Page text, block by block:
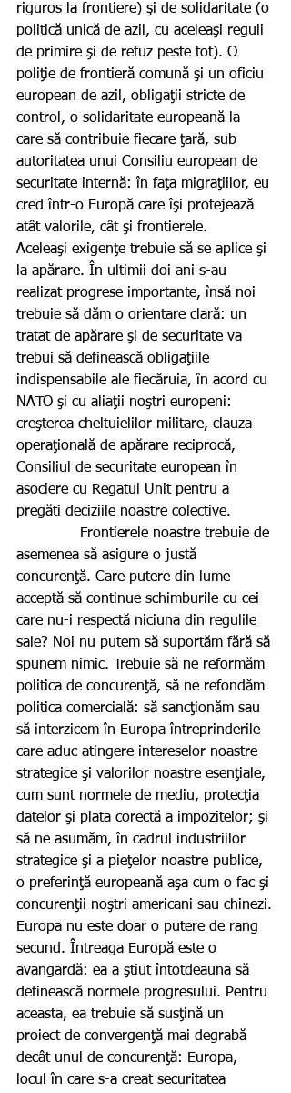
riguros la frontiere) şi de solidaritate (o
politică unică de azil, cu aceleaşi reguli
de primire şi de refuz peste tot). O
poliţie de frontieră comună şi un oficiu
european de azil, obligaţii stricte de
control, o solidaritate europeană la
care să contribuie fiecare ţară, sub
autoritatea unui Consiliu european de
securitate internă: în faţa migraţiilor, eu
cred într-o Europă care îşi protejează
atât valorile, cât şi frontierele.
Aceleaşi exigenţe trebuie să se aplice şi
la apărare. În ultimii doi ani s-au
realizat progrese importante, însă noi
trebuie să dăm o orientare clară: un
tratat de apărare şi de securitate va
trebui să definească obligaţiile
indispensabile ale fiecăruia, în acord cu
NATO şi cu aliaţii noştri europeni:
creşterea cheltuielilor militare, clauza
operaţională de apărare reciprocă,
Consiliul de securitate european în
asociere cu Regatul Unit pentru a
pregăti deciziile noastre colective.
asemenea să asigure o justă
concurenţă. Care putere din lume
acceptă să continue schimburile cu cei
care nu-i respectă niciuna din regulile
sale? Noi nu putem să suportăm fără să
spunem nimic. Trebuie să ne reformăm
politica de concurenţă, să ne refondăm
politica comercială: să sancţionăm sau
să interzicem în Europa întreprinderile
care aduc atingere intereselor noastre
strategice şi valorilor noastre esenţiale,
cum sunt normele de mediu, protecţia
datelor şi plata corectă a impozitelor; şi
să ne asumăm, în cadrul industriilor
strategice şi a pieţelor noastre publice,
o preferinţă europeană aşa cum o fac şi
concurenţii noştri americani sau chinezi.
Europa nu este doar o putere de rang
secund. Întreaga Europă este o
avangardă: ea a ştiut întotdeauna să
definească normele progresului. Pentru
aceasta, ea trebuie să susţină un
proiect de convergenţă mai degrabă
decât unul de concurenţă: Europa,
locul în care s-a creat securitatea